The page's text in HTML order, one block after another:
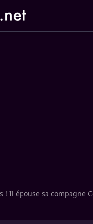
Il épouse sa compagne